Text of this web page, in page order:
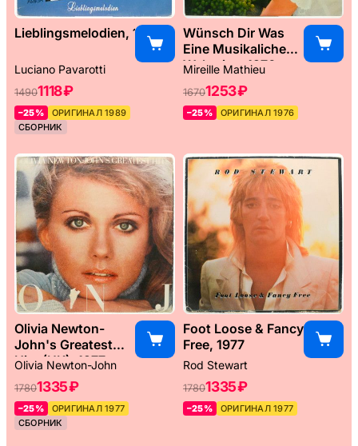
Lieblingsmelodien, 1989
Luciano Pavarotti
14901118 ₽
–25%
ОРИГИНАЛ 1989
СБОРНИК
Wünsch Dir Was
Eine Musikaliche
Weltreise, 1976
Mireille Mathieu
16701253 ₽
–25% ОРИГИНАЛ 1976
Olivia Newton-
John's Greatest
Hits (UK), 1977
Olivia Newton-John
17801335 ₽
–25%
ОРИГИНАЛ 1977
СБОРНИК
Foot Loose & Fancy
Free, 1977
Rod Stewart
17801335 ₽
–25% ОРИГИНАЛ 1977